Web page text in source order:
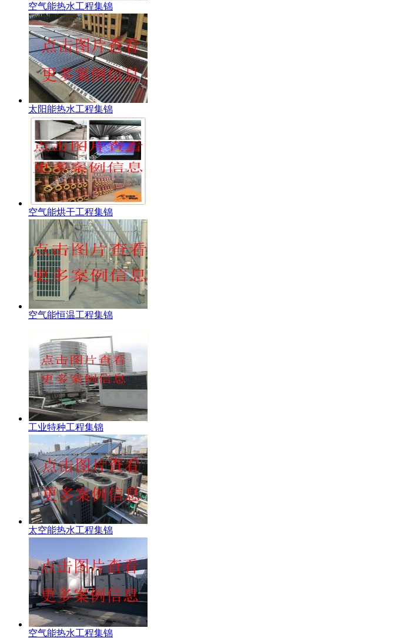
空气能热水工程集锦
太阳能热水工程集锦
空气能烘干工程集锦
空气能恒温工程集锦
工业特种工程集锦
太空能热水工程集锦
空气能热水工程集锦